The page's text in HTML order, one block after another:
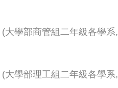
(大學部商管組二年級各學系
(大學部理工組二年級各學系